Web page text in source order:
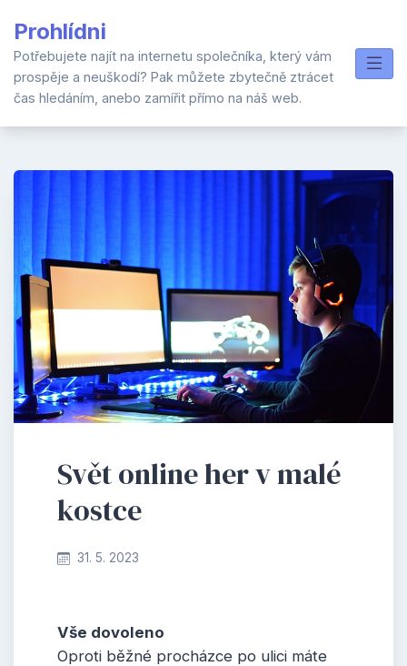
content
Prohlídni
Potřebujete najít na internetu společníka, který vám
prospěje a neuškodí? Pak můžete zbytečně ztrácet
čas hledáním, anebo zamířit přímo na náš web.
Svět online her v malé
kostce
31. 5. 2023
Vše dovoleno
Oproti běžné procházce po ulici máte